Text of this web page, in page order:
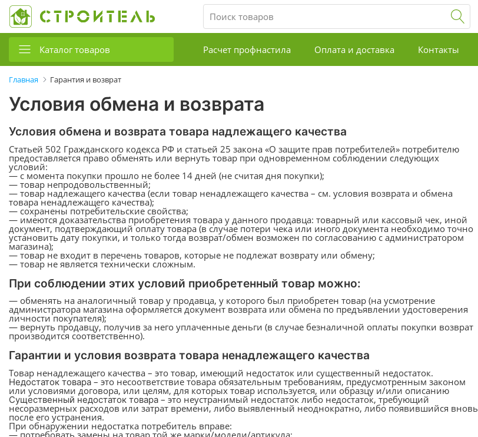
Каталог товаров Расчет профнастила Оплата и доставка Контакты
Главная Гарантия и возврат
Условия обмена и возврата
Условия обмена и возврата товара надлежащего качества
Статьей 502 Гражданского кодекса РФ и статьей 25 закона «О защите прав потребителей» потребителю
предоставляется право обменять или вернуть товар при одновременном соблюдении следующих
условий:
— с момента покупки прошло не более 14 дней (не считая дня покупки);
— товар непродовольственный;
— товар надлежащего качества (если товар ненадлежащего качества – см. условия возврата и обмена
товара ненадлежащего качества);
— сохранены потребительские свойства;
— имеются доказательства приобретения товара у данного продавца: товарный или кассовый чек, иной
документ, подтверждающий оплату товара (в случае потери чека или иного документа необходимо точно
установить дату покупки, и только тогда возврат/обмен возможен по согласованию с администратором
магазина);
— товар не входит в перечень товаров, которые не подлежат возврату или обмену;
— товар не является технически сложным.
При соблюдении этих условий приобретенный товар можно:
— обменять на аналогичный товар у продавца, у которого был приобретен товар (на усмотрение
администратора магазина оформляется документ возврата или обмена по предъявлении удостоверения
личности покупателя);
— вернуть продавцу, получив за него уплаченные деньги (в случае безналичной оплаты покупки возврат
производится соответственно).
Гарантии и условия возврата товара ненадлежащего качества
Товар ненадлежащего качества – это товар, имеющий недостаток или существенный недостаток.
Недостаток товара– это несоответствие товара обязательным требованиям, предусмотренным законом
или условиями договора, или целям, для которых товар используется, или образцу и/или описанию
Существенный недостаток товара – это неустранимый недостаток либо недостаток, требующий
несоразмерных расходов или затрат времени, либо выявленный неоднократно, либо появившийся вновь
после его устранения.
При обнаружении недостатка потребитель вправе:
— потребовать замены на товар той же марки/модели/артикула;